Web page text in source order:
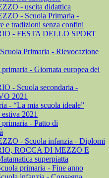
- uscita didattica
- Scuola Primaria -
e tradizioni senza confini
- FESTA DELLO SPORT
Primaria - Rievocazione
- Giornata europea dei
- Scuola secondaria -
2021
- “La mia scuola ideale”
2021
- Patto di
- Scuola infanzia - Diplomi
ROCCA DI MEZZO E
superpiatta
primaria - Fine anno